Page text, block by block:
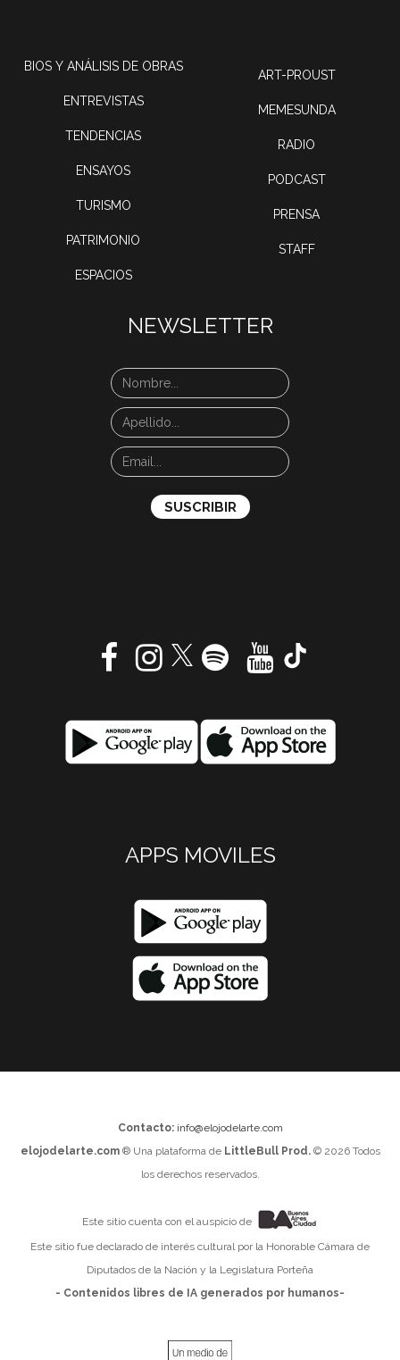
BIOS Y ANÁLISIS DE OBRAS
ENTREVISTAS
TENDENCIAS
ENSAYOS
TURISMO
PATRIMONIO
ESPACIOS
ART-PROUST
MEMESUNDA
RADIO
PODCAST
PRENSA
STAFF
NEWSLETTER
APPS MOVILES
Contacto: info@elojodelarte.com
elojodelarte.com® Una plataforma de LittleBull Prod.© 2026 Todos
los derechos reservados.
Este sitio cuenta con el auspicio de
Este sitio fue declarado de interés cultural por la Honorable Cámara de
Diputados de la Nación y la Legislatura Porteña
- Contenidos libres de IA generados por humanos-